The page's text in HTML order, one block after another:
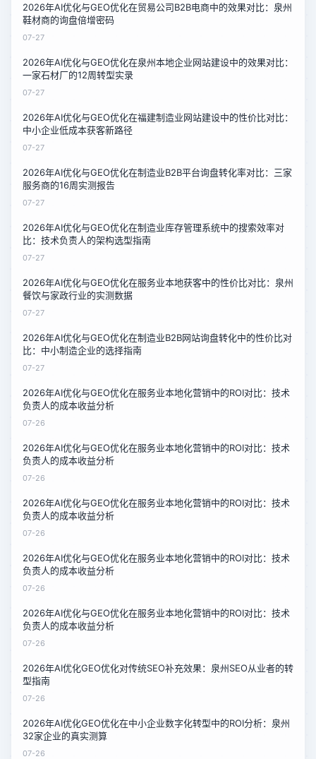
2026年AI优化与GEO优化在贸易公司B2B电商中的效果对比：泉州
鞋材商的询盘倍增密码
07-27
2026年AI优化与GEO优化在泉州本地企业网站建设中的效果对比：
一家石材厂的12周转型实录
07-27
2026年AI优化与GEO优化在福建制造业网站建设中的性价比对比：
中小企业低成本获客新路径
07-27
2026年AI优化与GEO优化在制造业B2B平台询盘转化率对比：三家
服务商的16周实测报告
07-27
2026年AI优化与GEO优化在制造业库存管理系统中的搜索效率对
比：技术负责人的架构选型指南
07-27
2026年AI优化与GEO优化在服务业本地获客中的性价比对比：泉州
餐饮与家政行业的实测数据
07-27
2026年AI优化与GEO优化在制造业B2B网站询盘转化中的性价比对
比：中小制造企业的选择指南
07-27
2026年AI优化与GEO优化在服务业本地化营销中的ROI对比：技术
负责人的成本收益分析
07-26
2026年AI优化与GEO优化在服务业本地化营销中的ROI对比：技术
负责人的成本收益分析
07-26
2026年AI优化与GEO优化在服务业本地化营销中的ROI对比：技术
负责人的成本收益分析
07-26
2026年AI优化与GEO优化在服务业本地化营销中的ROI对比：技术
负责人的成本收益分析
07-26
2026年AI优化与GEO优化在服务业本地化营销中的ROI对比：技术
负责人的成本收益分析
07-26
2026年AI优化GEO优化对传统SEO补充效果：泉州SEO从业者的转
型指南
07-26
2026年AI优化GEO优化在中小企业数字化转型中的ROI分析：泉州
32家企业的真实测算
07-26